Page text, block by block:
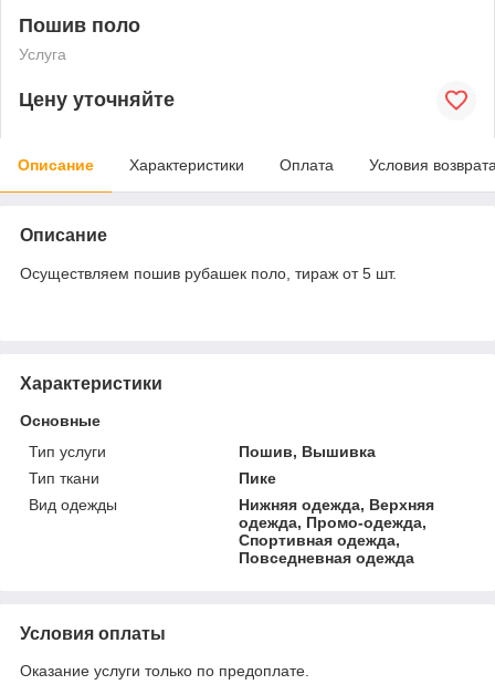
Пошив поло
Услуга
Цену уточняйте
Описание Характеристики Оплата Условия
Описание
Осуществляем пошив рубашек поло, тираж от 5 шт.
Характеристики
Основные
Тип услуги
Пошив, Вышивка
Тип ткани
Пике
Вид одежды
Нижняя одежда, Верхняя
одежда, Промо-одежда,
Спортивная одежда,
Повседневная одежда
Условия оплаты
Оказание услуги только по предоплате.